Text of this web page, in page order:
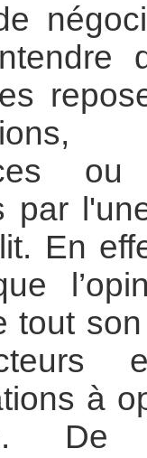
ou
par
En
tout
à